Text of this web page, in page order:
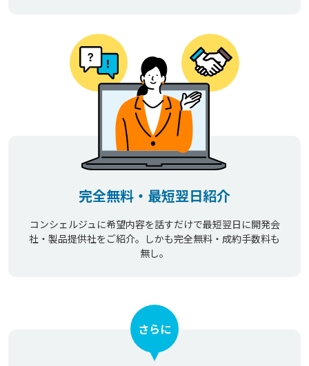
完全無料・最短翌日紹介
コンシェルジュに希望内容を話すだけで最短翌日に開発会
社・製品提供社をご紹介。しかも完全無料・成約手数料も
無し。
さらに